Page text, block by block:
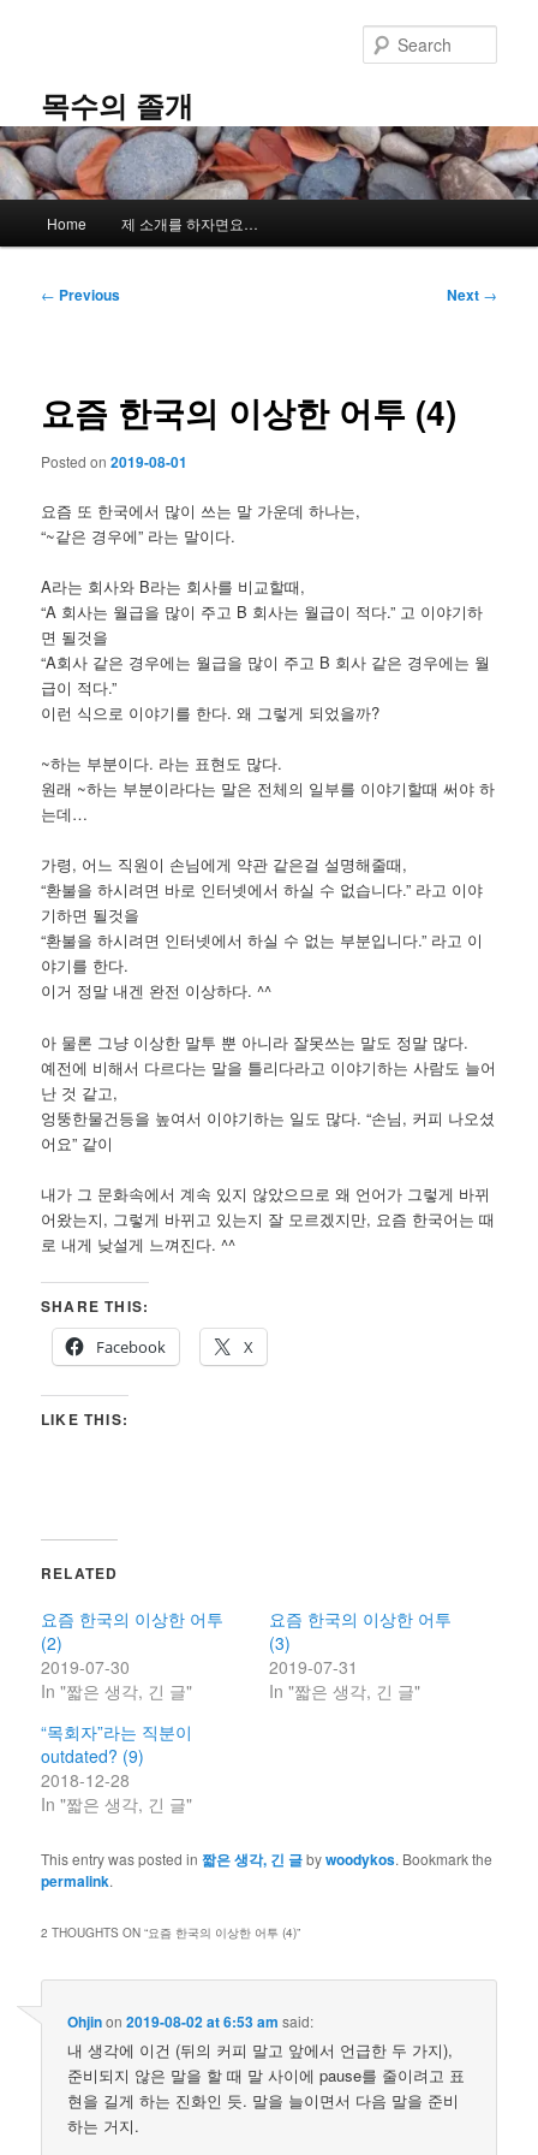
content목수의 졸개
Home 제 소개를 하자면요…
Post
← Previous Next →
요즘 한국의 이상한 어투 (4)
Posted on2019-08-01
요즘 또 한국에서 많이 쓰는 말 가운데 하나는,
“~같은 경우에” 라는 말이다.
A라는 회사와 B라는 회사를 비교할때,
“A 회사는 월급을 많이 주고 B 회사는 월급이 적다.” 고 이야기하
면 될것을
“A회사 같은 경우에는 월급을 많이 주고 B 회사 같은 경우에는 월
급이 적다.”
이런 식으로 이야기를 한다. 왜 그렇게 되었을까?
~하는 부분이다. 라는 표현도 많다.
원래 ~하는 부분이라다는 말은 전체의 일부를 이야기할때 써야 하
는데…
가령, 어느 직원이 손님에게 약관 같은걸 설명해줄때,
“환불을 하시려면 바로 인터넷에서 하실 수 없습니다.” 라고 이야
기하면 될것을
“환불을 하시려면 인터넷에서 하실 수 없는 부분입니다.” 라고 이
야기를 한다.
이거 정말 내겐 완전 이상하다. ^^
아 물론 그냥 이상한 말투 뿐 아니라 잘못쓰는 말도 정말 많다.
예전에 비해서 다르다는 말을 틀리다라고 이야기하는 사람도 늘어
난 것 같고,
엉뚱한물건등을 높여서 이야기하는 일도 많다. “손님, 커피 나오셨
어요” 같이
내가 그 문화속에서 계속 있지 않았으므로 왜 언어가 그렇게 바뀌
어왔는지, 그렇게 바뀌고 있는지 잘 모르겠지만, 요즘 한국어는 때
로 내게 낮설게 느껴진다. ^^
SHARE THIS:
Facebook
X
LIKE THIS:
RELATED
요즘 한국의 이상한 어투
(2)
2019-07-30
In "짧은 생각, 긴 글"
요즘 한국의 이상한 어투
(3)
2019-07-31
In "짧은 생각, 긴 글"
“목회자”라는 직분이
outdated? (9)
2018-12-28
In "짧은 생각, 긴 글"
This entry was posted in짧은 생각, 긴 글bywoodykos. Bookmark the
permalink.
2 THOUGHTS ON “요즘 한국의 이상한 어투 (4)”
Ohjinon2019-08-02 at 6:53 am said:
내 생각에 이건 (뒤의 커피 말고 앞에서 언급한 두 가지),
준비되지 않은 말을 할 때 말 사이에 pause를 줄이려고 표
현을 길게 하는 진화인 듯. 말을 늘이면서 다음 말을 준비
하는 거지.